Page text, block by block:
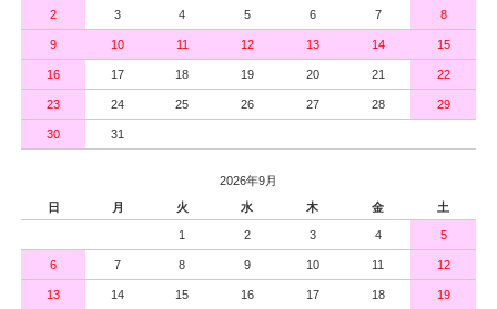
2 3 4 5 6 7 8
9 10 11 12 13 14 15
16 17 18 19 20 21 22
23 24 25 26 27 28 29
30 31
2026年9月
日
月 火 水 木 金 土
1 2 3 4 5
6 7 8 9 10 11 12
13 14 15 16 17 18 19